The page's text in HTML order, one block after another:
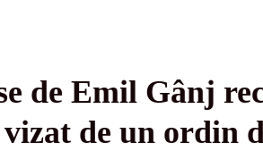
de Emil Gânj
de un ordin